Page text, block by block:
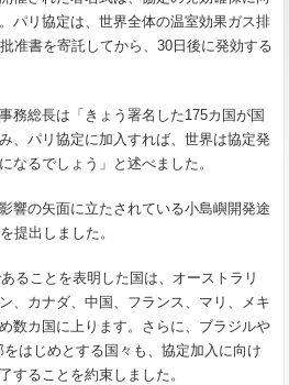
パリ協定は、世界全体の温室効果ガス排
准書を寄託してから、30日後に発効する
務総長は「きょう署名した175カ国が国
、パリ協定に加入すれば、世界は協定発
なるでしょう」と述べました。
響の矢面に立たされている小島嶼開発途
提出しました。
ることを表明した国は、オーストラリ
、カナダ、中国、フランス、マリ、メキ
数カ国に上ります。さらに、ブラジルや
はじめとする国々も、協定加入に向け
することを約束しました。